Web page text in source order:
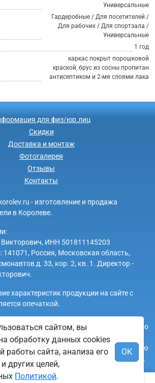
Универсальные
Гардеробные / Для посетителей /
Для рабочих / Для спортзала /
Универсальные
1 год
каркас покрыт порошковой
краской, брус из сосны пропитан
антисептиком и 2-мя слоями лака
для физ/юр.лиц
Скидки
Доставка и монтаж
Фотогалерея
Отзывы
Контакты
- изготовление и продажа
в Королеве.
ИНН 501811145203
141071, Россия, Московская область,
д. 33, кор. 2, кв. 1. Директор -
характеристик продукции на сайте с
опечаткой.
region-korolev.ru носит исключительно
характер и ни при каких
публичной офертой. Всю дополнительную
по телефонам указанным на сайте.
сайтом, вы
обработку данных cookies
работы сайта, анализа его
других целей,
Политикой.
ОК